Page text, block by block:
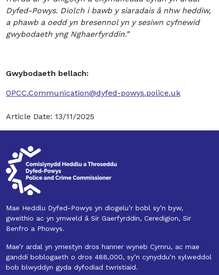
Dyfed-Powys. Diolch i bawb y siaradais â nhw heddiw,
a phawb a oedd yn bresennol yn y sesiwn cyfnewid
gwybodaeth yng Nghaerfyrddin.”
Gwybodaeth bellach:
OPCC.Communication@dyfed-powys.police.uk
Article Date: 13/11/2025
Mae Heddlu Dyfed-Powys yn diogelu’r bobl sy’n byw,
gweithio ac yn ymweld â Sir Gaerfyrddin, Ceredigion, Sir
Benfro a Phowys.
Mae’r ardal yn ymestyn dros hanner wyneb Cymru, ac mae
ganddi boblogaeth o dros 488,000, sy’n cynyddu’n sylweddol
bob blwyddyn gyda dyfodiad twristiaid.